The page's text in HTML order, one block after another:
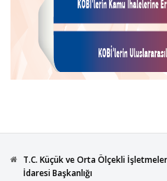
T.C. Küçük ve Orta Ölçekli
İdaresi Başkanlığı